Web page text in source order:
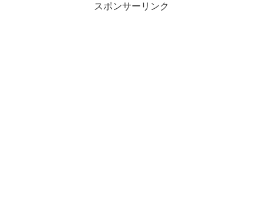
スポンサーリンク